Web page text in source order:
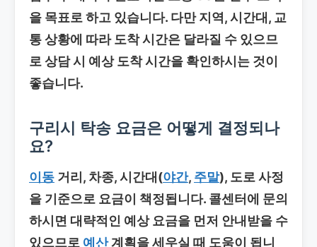
을 목표로 하고 있습니다. 다만 지역, 시간대, 교
통 상황에 따라 도착 시간은 달라질 수 있으므
로 상담 시 예상 도착 시간을 확인하시는 것이
좋습니다.
구리시 탁송 요금은 어떻게 결정되나
요?
이동 거리, 차종, 시간대(야간, 주말), 도로 사정
을 기준으로 요금이 책정됩니다. 콜센터에 문의
하시면 대략적인 예상 요금을 먼저 안내받을 수
있으므로 예산계획을 세우실 때 도움이 됩니